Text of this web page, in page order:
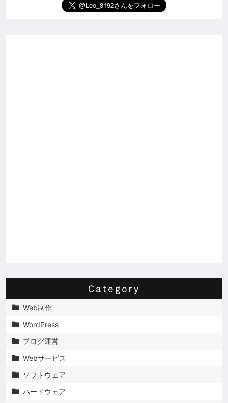
Category
 Web制作
 WordPress
 ブログ運営
 Webサービス
 ソフトウェア
 ハードウェア